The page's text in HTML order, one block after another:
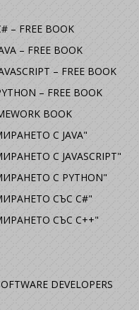
– FREE BOOK
– FREE BOOK
– FREE BOOK
– FREE BOOK
BOOK
С JAVA"
С JAVASCRIPT"
С PYTHON"
СЪС C#"
СЪС C++"
DEVELOPERS